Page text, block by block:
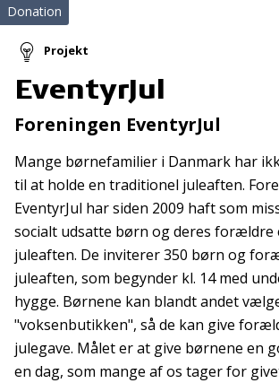
Side-by-side
Donation
Projekt
EventyrJul
Foreningen EventyrJul
Mange børnefamilier i Danmark har
til at holde en traditionel juleaften.
EventyrJul har siden 2009 haft som
socialt udsatte børn og deres forældre
juleaften. De inviterer 350 børn og
juleaften, som begynder kl. 14 med
hygge. Børnene kan blandt andet
"voksenbutikken", så de kan give
julegave. Målet er at give børnene en
en dag, som mange af os tager for
Tilmeld nyhedsbrev
De seneste nyheder om TrygFondens og
aktiviteter direkte i din indbakke.
Tilmeld